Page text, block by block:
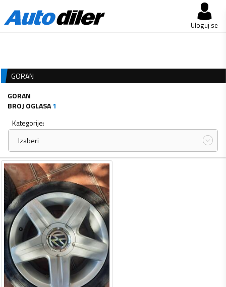
Uloguj se
GORAN
GORAN
BROJ OGLASA1
Kategorije:
Izaberi